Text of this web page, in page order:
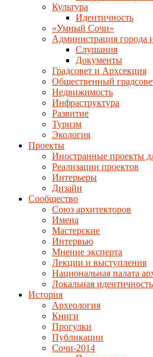
Культура
Идентичность
«Умный Сочи»
Администрация города
Слушания
Документы
Градсовет и Архсекция
Общественный
Недвижимость
Инфраструктура
Развитие
Туризм
Экология
Проекты
Иностранные проекты
Реализации проектов
Интерьеры
Дизайн
Сообщество
Союз архитекторов
Имена
Мастерские
Интервью
Мнение эксперта
Лекции и выступления
Национальная палата
Локальная идентичность
История
Археология
Книги
Прогулки
Публикации
Сочи-2014